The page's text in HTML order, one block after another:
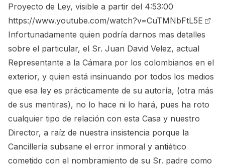
Proyecto de Ley, visible a partir del 4:53:00
https://www.youtube.com/watch?v=CuTMNbFtL5E
Infortunadamente quien podría darnos mas detalles
sobre el particular, el Sr. Juan David Velez, actual
Representante a la Cámara por los colombianos en el
exterior, y quien está insinuando por todos los medios
que esa ley es prácticamente de su autoría, (otra más
de sus mentiras), no lo hace ni lo hará, pues ha roto
cualquier tipo de relación con esta Casa y nuestro
Director, a raíz de nuestra insistencia porque la
Cancillería subsane el error inmoral y antiético
cometido con el nombramiento de su Sr. padre como